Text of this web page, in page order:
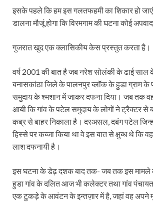
इसके पहले कि हम इस गलतफहमी का शिकार हो
डालना मौजूं होगा कि विरमगाम की घटना कोई
गुजरात खुद एक क्लासिकीय केस प्रस्तुत करता है।
वर्ष 2001 की बात है जब नरेश सोलंकी के ढाई साल
बनासकांठा जिले के पालनपुर ब्लॉक के हुडा ग्राम के
समुदाय के श्‍मशान में जाकर दफना दिया। जब तक
आयी कि गांव के पटेल समुदाय के लोगों ने ट्रैक्टर से
कब्र से बाहर निकाला है। दरअसल, दबंग पटेल
हिस्से पर कब्जा किया था वे इस बात से क्षुब्ध थे कि
लाश दफनायी है।
इस घटना के डेढ़ दशक बाद तक- जब तक इस मामले की
हुडा गांव के दलित आज भी कलेक्टर तथा गांव
एक टुकड़े के आवंटन के इन्तज़ार में है, जहां वह अपने